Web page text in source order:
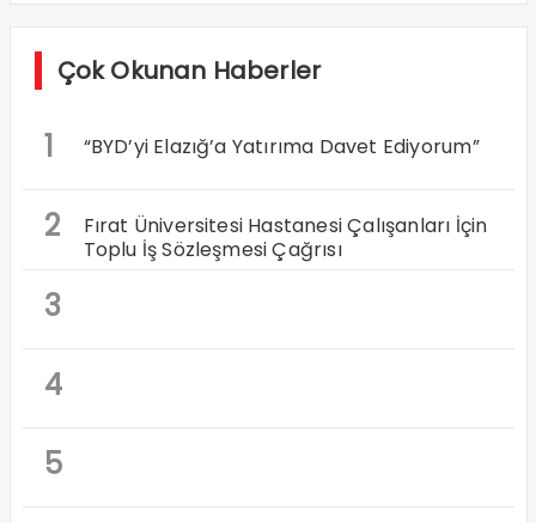
Çok Okunan Haberler
1 “BYD’yi Elazığ’a Yatırıma Davet Ediyorum”
2
Fırat Üniversitesi Hastanesi Çalışanları İçin
Toplu İş Sözleşmesi Çağrısı
3
4
5